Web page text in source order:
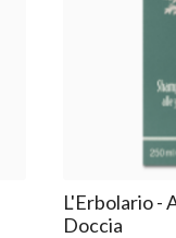
L'Erbolario -
Doccia